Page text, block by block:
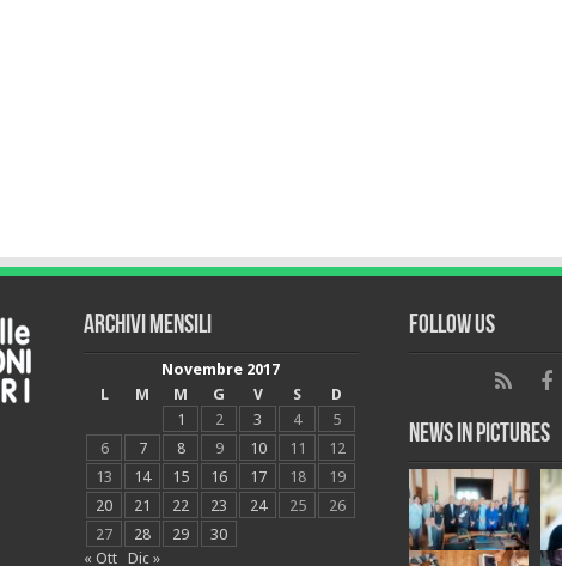
Archivi mensili
Novembre 2017
L
M M G V S
D
1
2 3 4
5
6
7 8 9 10 11
12
13
14 15 16 17 18
19
20
21 22 23 24 25
26
27
28 29
30
« Ott
Dic »
Follow Us
News in Pictures